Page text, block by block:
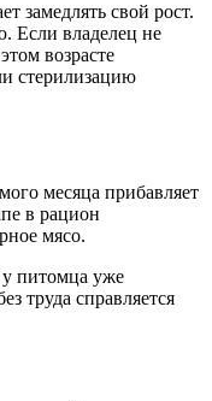
замедлять свой рост.
Если владелец не
возрасте
стерилизацию
месяца прибавляет
в рацион
мясо.
питомца уже
труда справляется